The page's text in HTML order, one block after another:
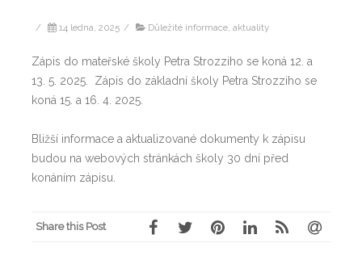
/ 14 ledna, 2025 / Důležité informace, aktuality
Zápis do mateřské školy Petra Strozziho se koná 12. a
13. 5. 2025. Zápis do základní školy Petra Strozziho se
koná 15. a 16. 4. 2025.
Bližší informace a aktualizované dokumenty k zápisu
budou na webových stránkách školy 30 dní před
konáním zápisu.
Share this Post